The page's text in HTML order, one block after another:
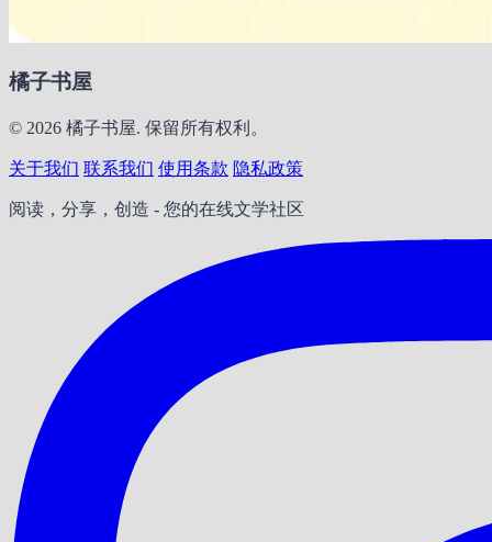
橘子书屋
© 2026 橘子书屋. 保留所有权利。
关于我们 联系我们 使用条款 隐私政策
阅读，分享，创造 - 您的在线文学社区